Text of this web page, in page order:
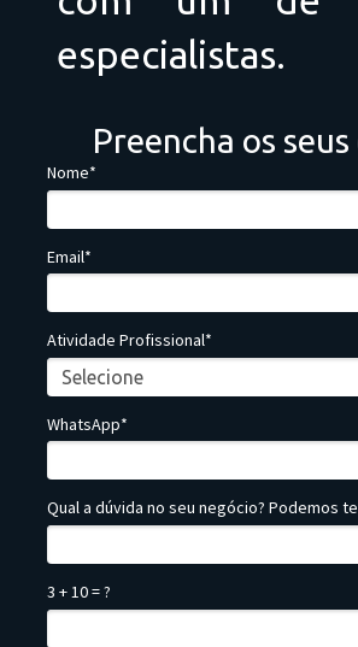
especialistas.
Preencha os
Nome*
Email*
Atividade Profissional*
WhatsApp*
Qual a dúvida no seu negócio? Podemos
3 + 10 = ?